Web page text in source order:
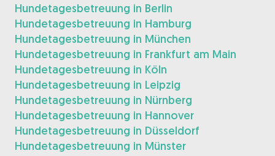
Hundetagesbetreuung in Berlin
Hundetagesbetreuung in Hamburg
Hundetagesbetreuung in München
Hundetagesbetreuung in Frankfurt am Main
Hundetagesbetreuung in Köln
Hundetagesbetreuung in Leipzig
Hundetagesbetreuung in Nürnberg
Hundetagesbetreuung in Hannover
Hundetagesbetreuung in Düsseldorf
Hundetagesbetreuung in Münster